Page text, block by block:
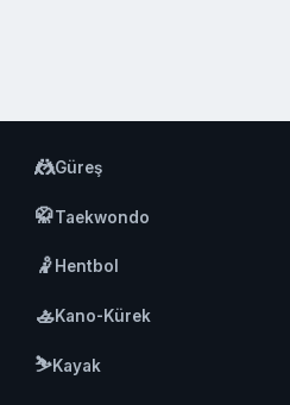
🤼Güreş
🥋Taekwondo
🤾 Hentbol
🚣Kano-Kürek
⛷️Kayak